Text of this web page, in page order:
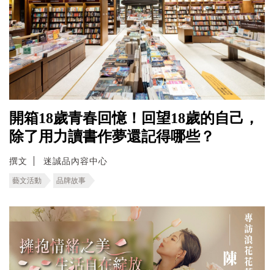
開箱18歲青春回憶！回望18歲的自己，
除了用力讀書作夢還記得哪些？
撰文 迷誠品內容中心
藝文活動 品牌故事